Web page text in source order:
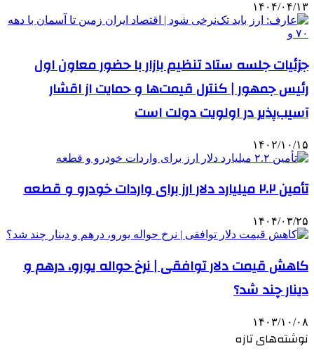
۱۴۰۴/۰۴/۱۳
جزئیات جلسه ستاد تنظیم بازار با حضور معاون اول
رئیس جمهور | کنترل قیمت‌ها و حمایت از اقشار
آسیب‌پذیر در اولویت دولت است
۱۴۰۲/۱۰/۱۵
تأمین ۲.۲ میلیارد دلار ارز برای واردات خودرو و قطعه
۱۴۰۴/۰۳/۲۵
کاهش قیمت دلار توافقی | نرخ حواله یورو، درهم و
دینار چند شد؟
۱۴۰۳/۱۰/۰۸
نوشته‌های تازه